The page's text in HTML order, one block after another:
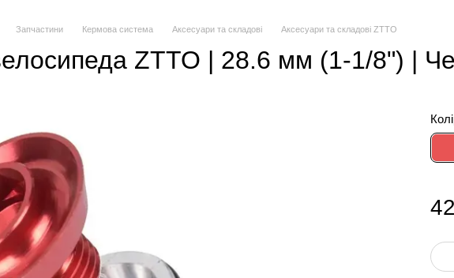
Запчастини Кермова система Аксесуари та складові Аксесуари та складові ZTTO
ZTTO | 28.6 мм (1-1/8") |